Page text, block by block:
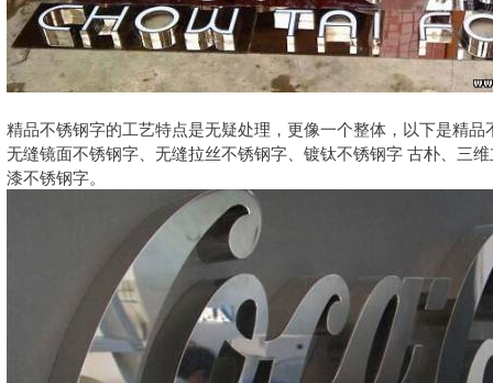
精品不锈钢字的工艺特点是无疑处理，更像一个整体，以下是精品
无缝镜面不锈钢字、无缝拉丝不锈钢字、镀钛不锈钢字 古朴、三
漆不锈钢字。